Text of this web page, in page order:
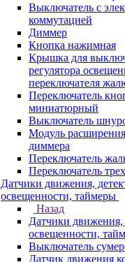
Выключатель с
коммутацией
Диммер
Кнопка нажимная
Крышка для
регулятора
переключателя
Переключатель
миниатюрный
Выключатель
Модуль
диммера
Переключатель
Переключатель
Датчики движения,
освещенности, таймеры
Назад
Датчики движения,
освещенности,
Выключатель
Датчик движения